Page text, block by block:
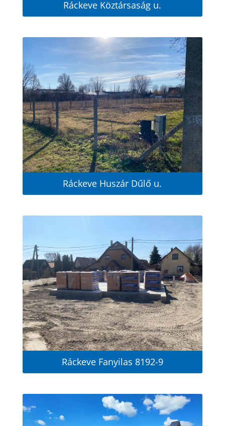
Ráckeve Köztársaság u.
Ráckeve Huszár Dűlő u.
Ráckeve Fanyilas 8192-9